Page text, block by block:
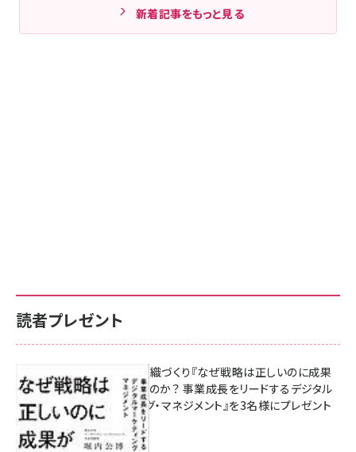
新着記事をもっと見る
読者プレゼント
成果を生む組織づくり『なぜ戦略は正しいのに成果
があがらないのか？ 事業成長をリードするデジタル
マーケティング・マネジメント』を3名様にプレゼント
10:00